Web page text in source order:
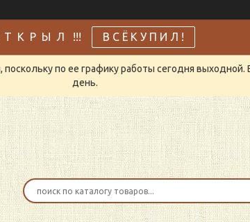
К Р Ы Л !!! В С Ё К У П И Л !
по ее графику работы сегодня
день.